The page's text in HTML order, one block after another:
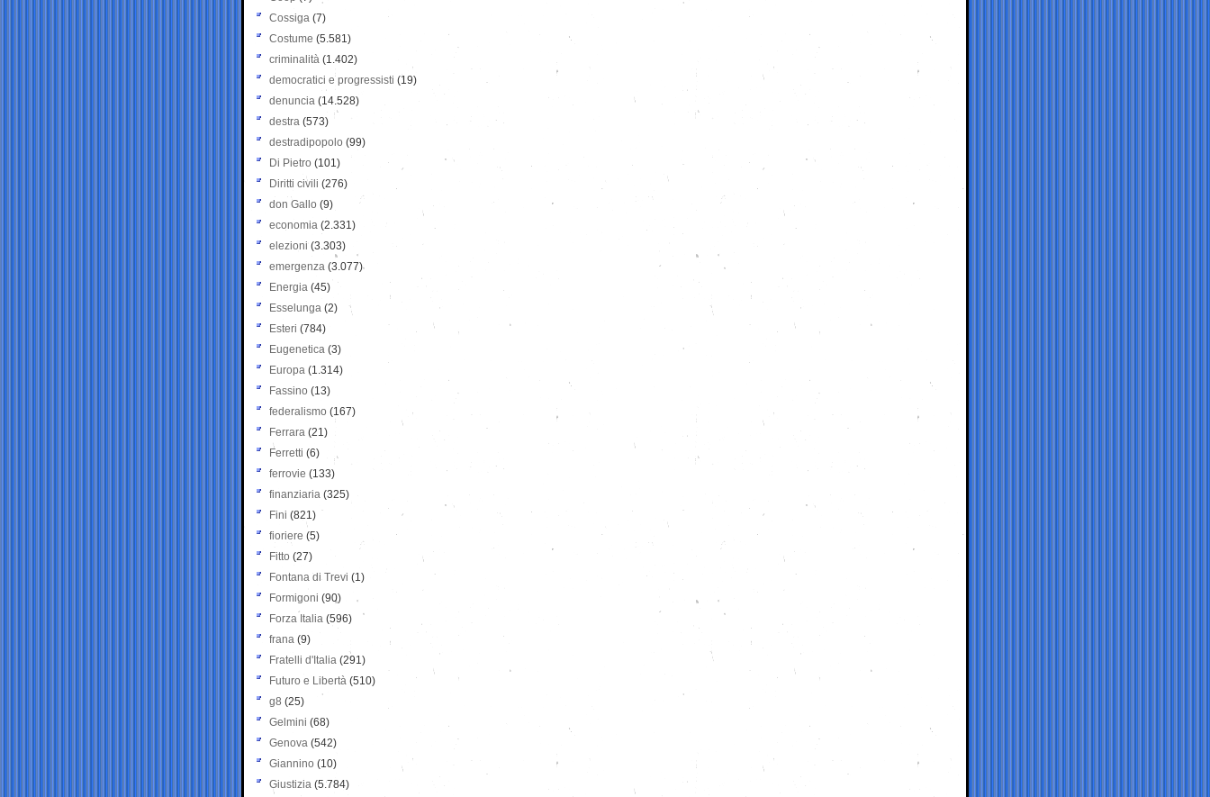
Cossiga (7)
Costume (5.581)
criminalità (1.402)
democratici e progressisti (19)
denuncia (14.528)
destra (573)
destradipopolo (99)
Di Pietro (101)
Diritti civili (276)
don Gallo (9)
economia (2.331)
elezioni (3.303)
emergenza (3.077)
Energia (45)
Esselunga (2)
Esteri (784)
Eugenetica (3)
Europa (1.314)
Fassino (13)
federalismo (167)
Ferrara (21)
Ferretti (6)
ferrovie (133)
finanziaria (325)
Fini (821)
fioriere (5)
Fitto (27)
Fontana di Trevi (1)
Formigoni (90)
Forza Italia (596)
frana (9)
Fratelli d'Italia (291)
Futuro e Libertà (510)
g8 (25)
Gelmini (68)
Genova (542)
Giannino (10)
Giustizia (5.784)